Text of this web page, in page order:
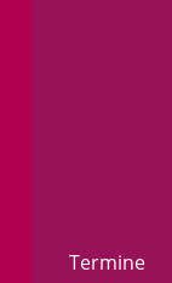
Termine